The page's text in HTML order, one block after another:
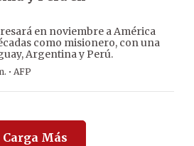
en noviembre a América
como misionero, con una
Argentina y Perú.
· AFP
Carga Más